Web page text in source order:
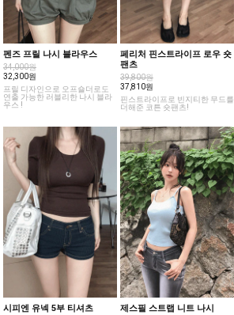
펜즈 프릴 나시 블라우스
34,000원
32,300원
프릴 디자인으로 오프숄더로도
연출 가능한 러블리한 나시 블라
우스 !
페리처 핀스트라이프 로우 숏
팬츠
39,800원
37,810원
핀스트라이프로 빈지티한 무드를
더해준 코튼 숏팬츠!
시피엔 유넥 5부 티셔츠 제스필 스트랩 니트 나시